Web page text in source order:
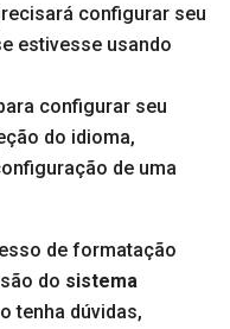
configurar seu
estivesse usando
configurar seu
do idioma,
de uma
de formatação
do sistema
tenha dúvidas,